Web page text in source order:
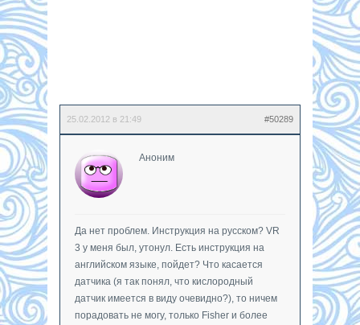
25.02.2012 в 21:49 #50289
Аноним
Да нет проблем. Инструкция на русском? VR
3 у меня был, утонул. Есть инструкция на
английском языке, пойдет? Что касается
датчика (я так понял, что кислородный
датчик имеется в виду очевидно?), то ничем
порадовать не могу, только Fisher и более